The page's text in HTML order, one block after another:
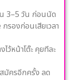
3–5 วัน ก่อนนัด
รองก่อนเสียเวลา
ว้หน้าโต๊ะ คุยทีละ
มัครอีกครั้ง ลด